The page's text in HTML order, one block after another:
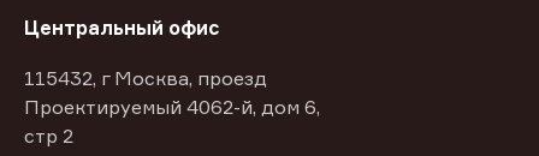
Центральный офис
115432, г Москва, проезд
Проектируемый 4062-й, дом 6,
стр 2